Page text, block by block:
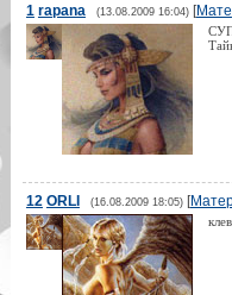
1 rapana (13.08.2009 16:04)[
12 ORLI (16.08.2009 18:05)[